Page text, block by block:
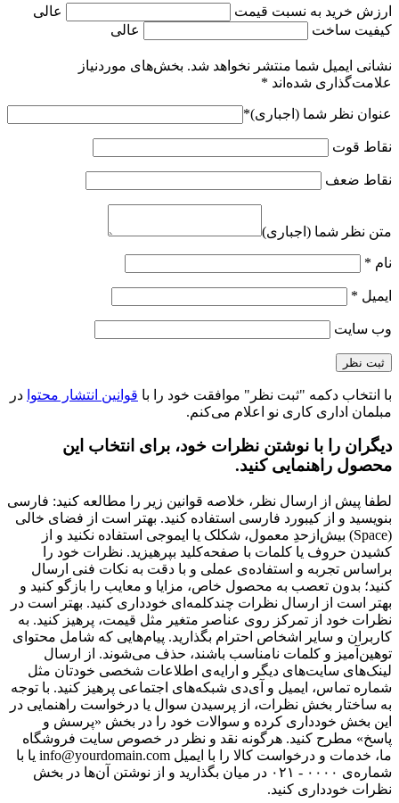
ارزش خرید به نسبت قیمت
عالی
کیفیت ساخت
عالی
نشانی ایمیل شما منتشر نخواهد شد. بخش‌های موردنیاز
علامت‌گذاری شده‌اند *
عنوان نظر شما (اجباری)*
نقاط قوت
نقاط ضعف
متن نظر شما (اجباری)
نام *
ایمیل *
وب‌ سایت
با انتخاب دکمه "ثبت نظر" موافقت خود را با قوانین انتشار محتوا در
مبلمان اداری کاری نو اعلام می‌کنم.
دیگران را با نوشتن نظرات خود، برای انتخاب این
محصول راهنمایی کنید.
لطفا پیش از ارسال نظر، خلاصه قوانین زیر را مطالعه کنید: فارسی
بنویسید و از کیبورد فارسی استفاده کنید. بهتر است از فضای خالی
(Space) بیش‌از‌حدِ معمول، شکلک یا ایموجی استفاده نکنید و از
کشیدن حروف یا کلمات با صفحه‌کلید بپرهیزید. نظرات خود را
براساس تجربه و استفاده‌ی عملی و با دقت به نکات فنی ارسال
کنید؛ بدون تعصب به محصول خاص، مزایا و معایب را بازگو کنید و
بهتر است از ارسال نظرات چندکلمه‌‌ای خودداری کنید. بهتر است در
نظرات خود از تمرکز روی عناصر متغیر مثل قیمت، پرهیز کنید. به
کاربران و سایر اشخاص احترام بگذارید. پیام‌هایی که شامل محتوای
توهین‌آمیز و کلمات نامناسب باشند، حذف می‌شوند. از ارسال
لینک‌های سایت‌های دیگر و ارایه‌ی اطلاعات شخصی خودتان مثل
شماره تماس، ایمیل و آی‌دی شبکه‌های اجتماعی پرهیز کنید. با توجه
به ساختار بخش نظرات، از پرسیدن سوال یا درخواست راهنمایی در
این بخش خودداری کرده و سوالات خود را در بخش «پرسش و
پاسخ» مطرح کنید. هرگونه نقد و نظر در خصوص سایت فروشگاه
ما، خدمات و درخواست کالا را با ایمیل info@yourdomain.com یا با
شماره‌ی ۰۰۰۰ - ۰۲۱ در میان بگذارید و از نوشتن آن‌ها در بخش
نظرات خودداری کنید.